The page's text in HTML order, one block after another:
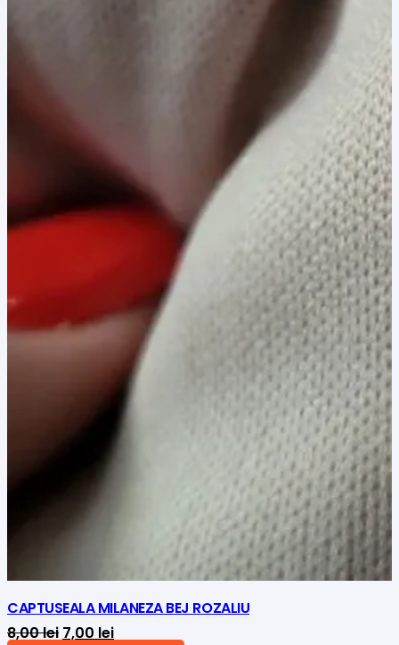
CAPTUSEALA MILANEZA BEJ ROZALIU
8,00lei Prețul
7,00 leiPrețul